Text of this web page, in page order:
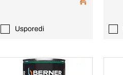
Usporedi